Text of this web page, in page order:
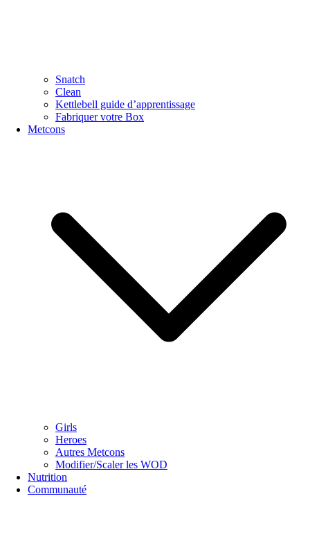
Snatch
Clean
Kettlebell guide d’apprentissage
Fabriquer votre Box
Metcons
Girls
Heroes
Autres Metcons
Modifier/Scaler les WOD
Nutrition
Communauté